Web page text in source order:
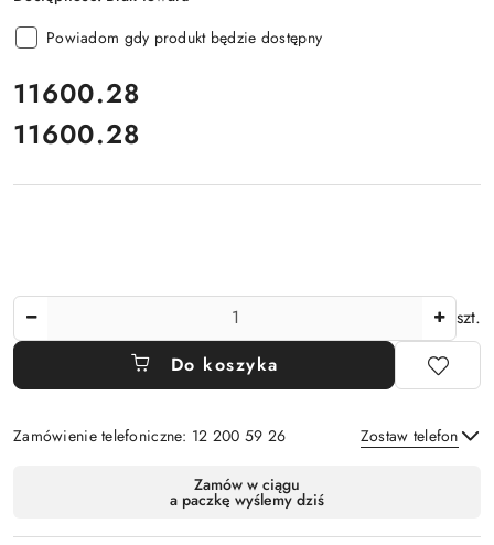
Powiadom gdy produkt będzie dostępny
cena:
11600.28
Cena:
11600.28
szt.
Do koszyka
Zamówienie telefoniczne: 12 200 59 26 Zostaw telefon
Wyślij
Zamów w ciągu
a paczkę wyślemy dziś